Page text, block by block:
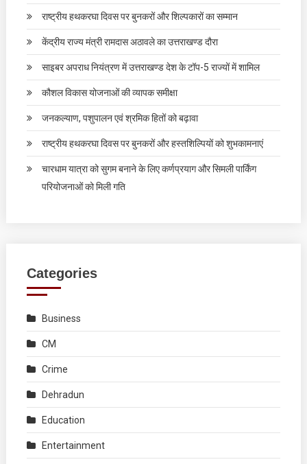
राष्ट्रीय हथकरघा दिवस पर बुनकरों और शिल्पकारों का सम्मान
केंद्रीय राज्य मंत्री रामदास अठावले का उत्तराखण्ड दौरा
साइबर अपराध नियंत्रण में उत्तराखण्ड देश के टॉप-5 राज्यों में शामिल
कौशल विकास योजनाओं की व्यापक समीक्षा
जनकल्याण, पशुपालन एवं श्रमिक हितों को बढ़ावा
राष्ट्रीय हथकरघा दिवस पर बुनकरों और हस्तशिल्पियों को शुभकामनाएं
चारधाम यात्रा को सुगम बनाने के लिए कर्णप्रयाग और सिमली पार्किंग
परियोजनाओं को मिली गति
Categories
Business
CM
Crime
Dehradun
Education
Entertainment